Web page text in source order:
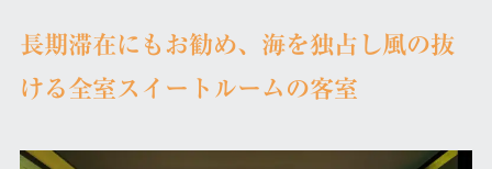
長期滞在にもお勧め、海を独占し風の抜
ける全室スイートルームの客室